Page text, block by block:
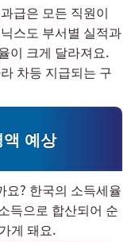
급은 모든 직원이
스도 부서별 실적과
이 크게 달라져요.
차등 지급되는 구
예상
요? 한국의 소득세율
득으로 합산되어 순
게 돼요.